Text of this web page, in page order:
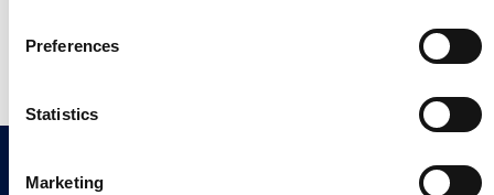
Preferences
Statistics
Marketing
verwandter Produkte kontaktieren kann.